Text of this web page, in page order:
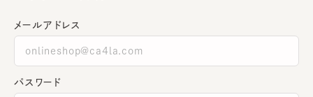
メールアドレス
パスワード